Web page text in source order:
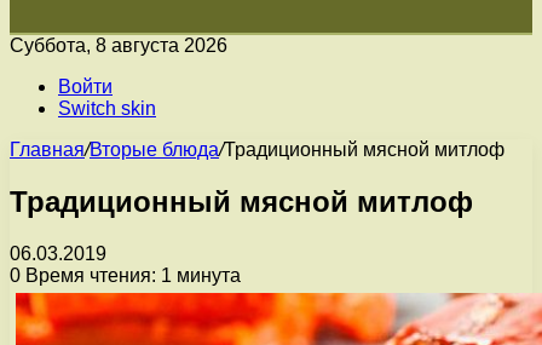
Суббота, 8 августа 2026
Войти
Switch skin
Главная/Вторые блюда/Традиционный мясной митлоф
Традиционный мясной митлоф
06.03.2019
0 Время чтения: 1 минута